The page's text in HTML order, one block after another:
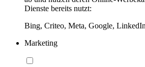
Dienste bereits nutzt:
Bing, Criteo, Meta, Google,
Marketing